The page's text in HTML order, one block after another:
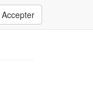
Accepter